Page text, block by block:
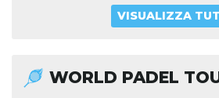
VISUALIZZA
WORLD PADEL